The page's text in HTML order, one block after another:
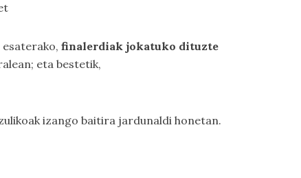
esaterako, finalerdiak jokatuko dituzte
eta bestetik,
izango baitira jardunaldi honetan.